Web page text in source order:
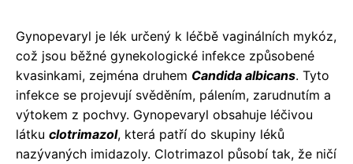
Gynopevaryl je lék určený k léčbě vaginálních mykóz,
což jsou běžné gynekologické infekce způsobené
kvasinkami, zejména druhem Candida albicans. Tyto
infekce se projevují svěděním, pálením, zarudnutím a
výtokem z pochvy. Gynopevaryl obsahuje léčivou
látku clotrimazol, která patří do skupiny léků
nazývaných imidazoly. Clotrimazol působí tak, že ničí